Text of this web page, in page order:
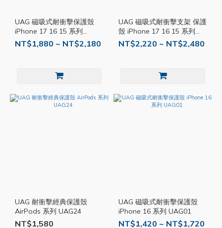
UAG 磁吸式耐衝擊保護殼
iPhone 17 16 15 系列
UAG04
NT$1,880 ~ NT$2,180
UAG 磁吸式耐衝擊支架 保護
殼 iPhone 17 16 15 系列
UAG22
NT$2,220 ~ NT$2,480
UAG 耐衝擊經典保護殼
AirPods 系列 UAG24
NT$1,580
UAG 磁吸式耐衝擊保護殼
iPhone 16 系列 UAG01
NT$1,420 ~ NT$1,720